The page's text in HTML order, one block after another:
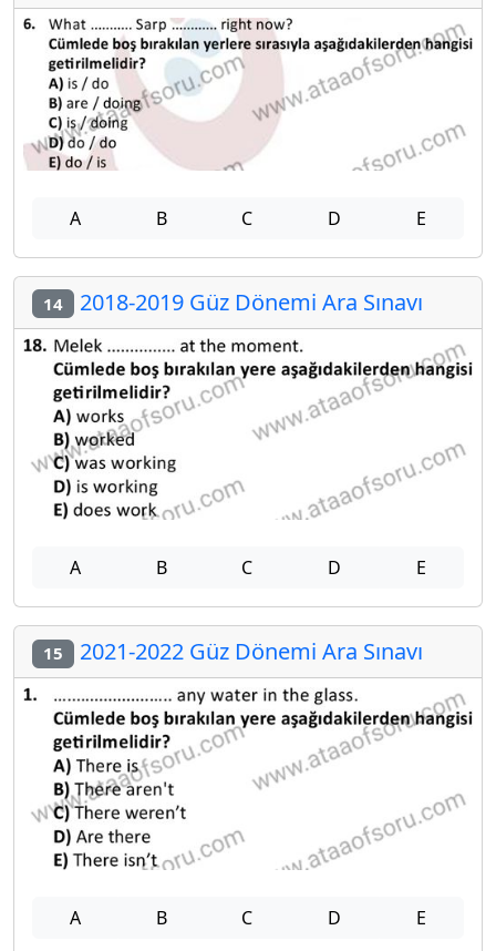
A B C D E
14 2018-2019 Güz Dönemi Ara Sınavı
A B C D E
15 2021-2022 Güz Dönemi Ara Sınavı
A B C D E